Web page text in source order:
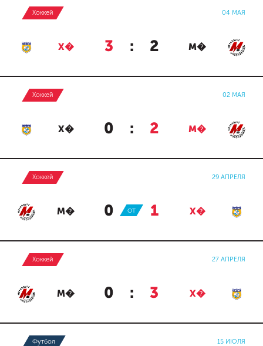
Хоккей 04 МАЯ
Х� 3 : 2 М�
Хоккей 02 МАЯ
Х� 0 : 2 М�
Хоккей 29 АПРЕЛЯ
М� 0 : 1 Х�
ОТ
Хоккей 27 АПРЕЛЯ
М� 0 : 3 Х�
Футбол 15 ИЮЛЯ